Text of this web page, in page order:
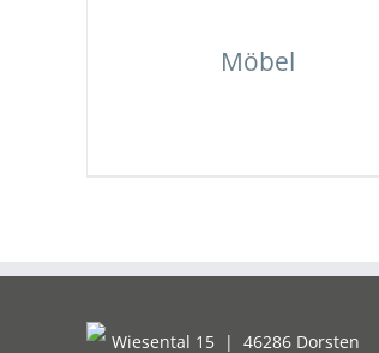
Möbel
Wiesental 15 | 46286 Dorsten